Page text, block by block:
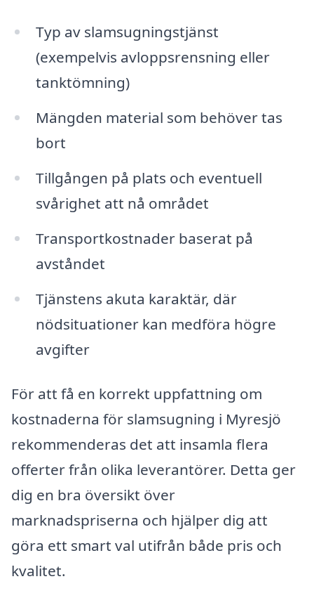
Typ av slamsugningstjänst
(exempelvis avloppsrensning eller
tanktömning)
Mängden material som behöver tas
bort
Tillgången på plats och eventuell
svårighet att nå området
Transportkostnader baserat på
avståndet
Tjänstens akuta karaktär, där
nödsituationer kan medföra högre
avgifter
För att få en korrekt uppfattning om
kostnaderna för slamsugning i Myresjö
rekommenderas det att insamla flera
offerter från olika leverantörer. Detta ger
dig en bra översikt över
marknadspriserna och hjälper dig att
göra ett smart val utifrån både pris och
kvalitet.